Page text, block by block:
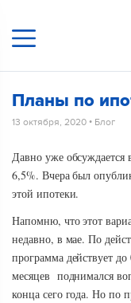
Планы по
13 октября, 2020 • Блог
Давно уже
6,5%. Вчера был
этой ипотеки.
Напомню, что этот
недавно, в мае. По
программа действует
месяцев поднимался
конца сего года. Но по